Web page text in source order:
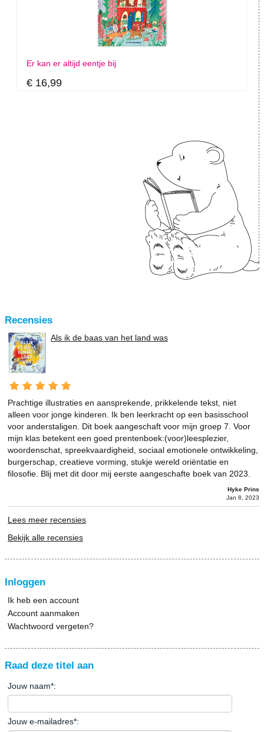
Er kan er altijd eentje bij
€ 16,99
Recensies
Als ik de baas van het land was
Prachtige illustraties en aansprekende, prikkelende tekst, niet
alleen voor jonge kinderen. Ik ben leerkracht op een basisschool
voor anderstaligen. Dit boek aangeschaft voor mijn groep 7. Voor
mijn klas betekent een goed prentenboek:(voor)leesplezier,
woordenschat, spreekvaardigheid, sociaal emotionele ontwikkeling,
burgerschap, creatieve vorming, stukje wereld oriëntatie en
filosofie. Blij met dit door mij eerste aangeschafte boek van 2023.
Hyke Prins
Jan 8, 2023
Lees meer recensies
Bekijk alle recensies
Inloggen
Ik heb een account
Account aanmaken
Wachtwoord vergeten?
Raad deze titel aan
Jouw naam*:
Jouw e-mailadres*: